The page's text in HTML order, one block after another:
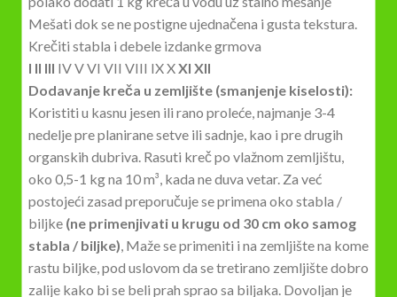
Mešati dok se ne postigne ujednačena i gusta tekstura.
Krečiti stabla i debele izdanke grmova
I II III IV V VI VII VIII IX XXI XII
Dodavanje kreča u zemljište (smanjenje kiselosti):
Koristiti u kasnu jesen ili rano proleće, najmanje 3-4
nedelje pre planirane setve ili sadnje, kao i pre drugih
organskih dubriva. Rasuti kreč po vlažnom zemljištu,
oko 0,5-1 kg na 10 m³, kada ne duva vetar. Za već
postojeći zasad preporučuje se primena oko stabla /
biljke (ne primenjivati u krugu od 30 cm oko samog
stabla / biljke), Maže se primeniti i na zemljište na kome
rastu biljke, pod uslovom da se tretirano zemljište dobro
zalije kako bi se beli prah sprao sa biljaka. Dovoljan je